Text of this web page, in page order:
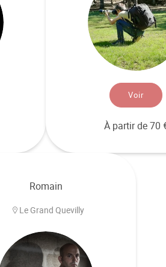
Voir
À partir de 70
Romain
Le Grand Quevilly